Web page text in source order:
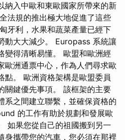
納入中歐和東歐國家所帶來的新
法規的推出極大地促進了這些
牙利，水果和蔬菜產量已經下
動大大減少。 Europass 系統讓
變得清晰易懂。 歐盟和歐洲經
歐洲通票中心，作為人們尋求歐
點。 歐洲資格架構是歐盟委員
關鍵優先事項。 該框架的主要
系之間建立聯繫，並確保資格的
的工作有助於規劃和發展歐
如果您從自己的祖國搬到另一
身攜帶您的汽車，您必須在那裡